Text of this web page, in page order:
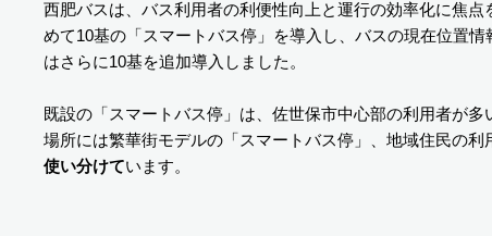
西肥バスは、バス利用者の利便性向上と運行の効率化に焦点
めて10基の「スマートバス停」を導入し、バスの現在位置
はさらに10基を追加導入しました。
既設の「スマートバス停」は、佐世保市中心部の利用者が
場所には繁華街モデルの「スマートバス停」、地域住民の
使い分けています。